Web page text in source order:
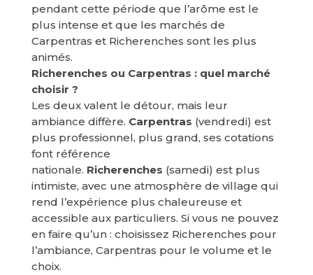
pendant cette période que l’arôme est le
plus intense et que les marchés de
Carpentras et Richerenches sont les plus
animés.
Richerenches ou Carpentras : quel marché
choisir ?
Les deux valent le détour, mais leur
ambiance diffère. Carpentras (vendredi) est
plus professionnel, plus grand, ses cotations
font référence
nationale. Richerenches (samedi) est plus
intimiste, avec une atmosphère de village qui
rend l’expérience plus chaleureuse et
accessible aux particuliers. Si vous ne pouvez
en faire qu’un : choisissez Richerenches pour
l’ambiance, Carpentras pour le volume et le
choix.